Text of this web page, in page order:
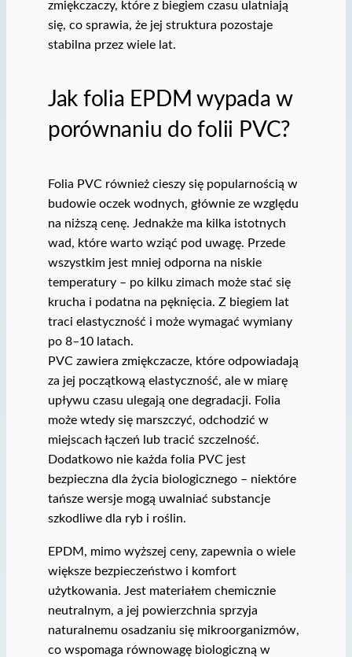
zmiękczaczy, które z biegiem czasu ulatniają
się, co sprawia, że jej struktura pozostaje
stabilna przez wiele lat.
Jak folia EPDM wypada w
porównaniu do folii PVC?
Folia PVC również cieszy się popularnością w
budowie oczek wodnych, głównie ze względu
na niższą cenę. Jednakże ma kilka istotnych
wad, które warto wziąć pod uwagę. Przede
wszystkim jest mniej odporna na niskie
temperatury – po kilku zimach może stać się
krucha i podatna na pęknięcia. Z biegiem lat
traci elastyczność i może wymagać wymiany
po 8–10 latach.
PVC zawiera zmiękczacze, które odpowiadają
za jej początkową elastyczność, ale w miarę
upływu czasu ulegają one degradacji. Folia
może wtedy się marszczyć, odchodzić w
miejscach łączeń lub tracić szczelność.
Dodatkowo nie każda folia PVC jest
bezpieczna dla życia biologicznego – niektóre
tańsze wersje mogą uwalniać substancje
szkodliwe dla ryb i roślin.
EPDM, mimo wyższej ceny, zapewnia o wiele
większe bezpieczeństwo i komfort
użytkowania. Jest materiałem chemicznie
neutralnym, a jej powierzchnia sprzyja
naturalnemu osadzaniu się mikroorganizmów,
co wspomaga równowagę biologiczną w